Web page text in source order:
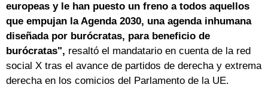
europeas y le han puesto un freno a todos aquellos
que empujan la Agenda 2030, una agenda inhumana
diseñada por burócratas, para beneficio de
burócratas", resaltó el mandatario en cuenta de la red
social X tras el avance de partidos de derecha y extrema
derecha en los comicios del Parlamento de la UE.